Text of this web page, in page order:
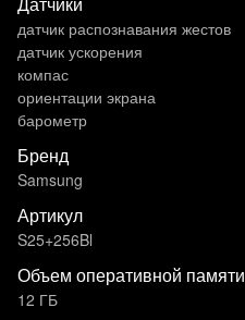
датчик распознавания жестов
датчик ускорения
компас
ориентации экрана
барометр
Бренд
Samsung
Артикул
S25+256Bl
Объем оперативной памяти
12 ГБ